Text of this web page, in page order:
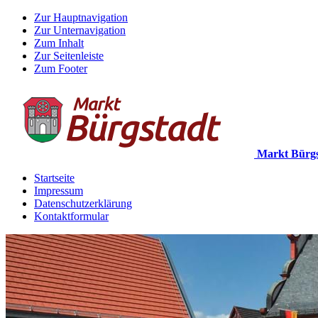
Zur Hauptnavigation
Zur Unternavigation
Zum Inhalt
Zur Seitenleiste
Zum Footer
Markt
Startseite
Impressum
Datenschutzerklärung
Kontaktformular